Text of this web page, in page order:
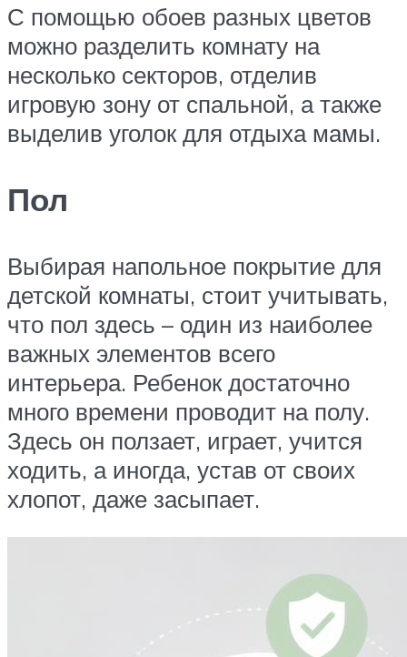
С помощью обоев разных цветов
можно разделить комнату на
несколько секторов, отделив
игровую зону от спальной, а также
выделив уголок для отдыха мамы.
Пол
Выбирая напольное покрытие для
детской комнаты, стоит учитывать,
что пол здесь – один из наиболее
важных элементов всего
интерьера. Ребенок достаточно
много времени проводит на полу.
Здесь он ползает, играет, учится
ходить, а иногда, устав от своих
хлопот, даже засыпает.